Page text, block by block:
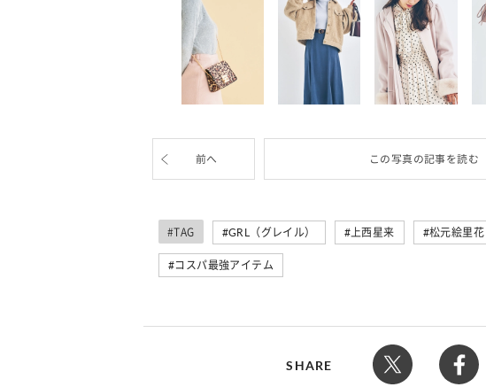
前へ この写真の記事を読む
#TAG GRL（グレイル） 上西星来 松元絵里花
コスパ最強アイテム
SHARE